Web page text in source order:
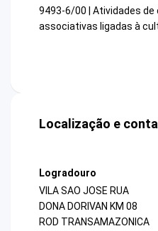
9493-6/00 | Atividades de
associativas ligadas à
Localização e
Logradouro
VILA SAO JOSE RUA
DONA DORIVAN KM 08
ROD TRANSAMAZONICA